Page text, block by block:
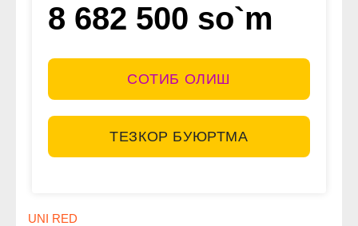
8 682 500 so`m
СОТИБ ОЛИШ
ТЕЗКОР БУЮРТМА
UNI RED